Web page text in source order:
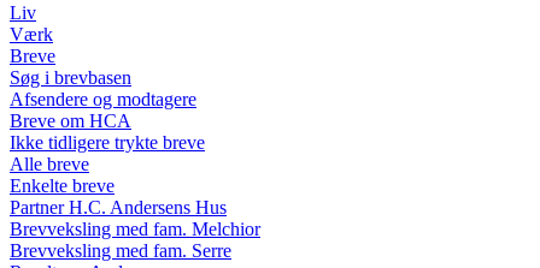
Liv
Værk
Breve
Søg i brevbasen
Afsendere og modtagere
Breve om HCA
Ikke tidligere trykte breve
Alle breve
Enkelte breve
Partner H.C. Andersens Hus
Brevveksling med fam. Melchior
Brevveksling med fam. Serre